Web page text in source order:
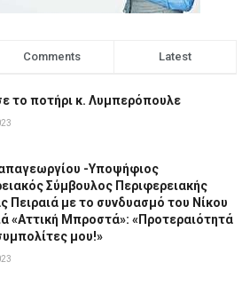
Comments Latest
το ποτήρι κ. Λυμπερόπουλε
-Υποψήφιος
Σύμβουλος Περιφερειακής
Πειραιά με το συνδυασμό του Νίκου
«Αττική Μπροστά»: «Προτεραιότητά
μου!»